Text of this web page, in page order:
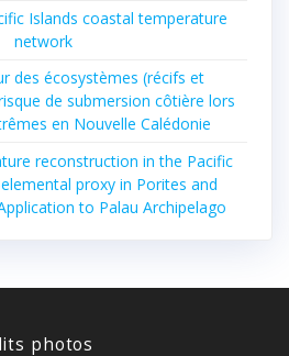
Islands coastal temperature
network
des écosystèmes (récifs et
de submersion côtière lors
en Nouvelle Calédonie
reconstruction in the Pacific
proxy in Porites and
to Palau Archipelago
photos